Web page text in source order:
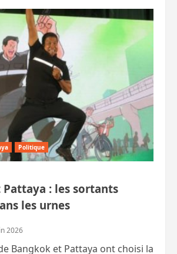
Politique
: les sortants
les urnes
2026
Bangkok et Pattaya ont choisi la